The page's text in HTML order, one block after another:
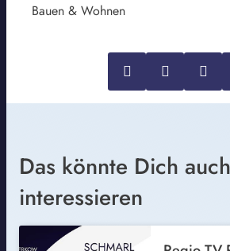
Bauen & Wohnen
Das könnte Dich auch
interessieren